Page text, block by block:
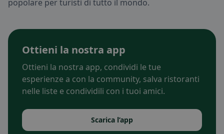
popolare per turisti di tutto il mondo.
Ottieni la nostra app
Ottieni la nostra app, condividi le tue
esperienze a con la community, salva ristoranti
nelle liste e condividili con i tuoi amici.
Scarica l’app